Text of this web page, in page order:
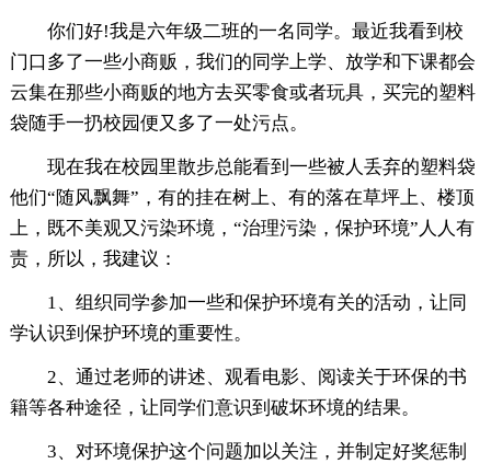
你们好!我是六年级二班的一名同学。最近我看到校
门口多了一些小商贩，我们的同学上学、放学和下课都会
云集在那些小商贩的地方去买零食或者玩具，买完的塑料
袋随手一扔校园便又多了一处污点。
现在我在校园里散步总能看到一些被人丢弃的塑料袋
他们“随风飘舞”，有的挂在树上、有的落在草坪上、楼顶
上，既不美观又污染环境，“治理污染，保护环境”人人有
责，所以，我建议：
1、组织同学参加一些和保护环境有关的活动，让同
学认识到保护环境的重要性。
2、通过老师的讲述、观看电影、阅读关于环保的书
籍等各种途径，让同学们意识到破坏环境的结果。
3、对环境保护这个问题加以关注，并制定好奖惩制